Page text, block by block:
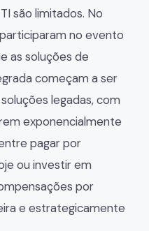
são limitados. No
no evento
as soluções de
começam a ser
legadas, com
exponencialmente
pagar por
ou investir em
por
e estrategicamente